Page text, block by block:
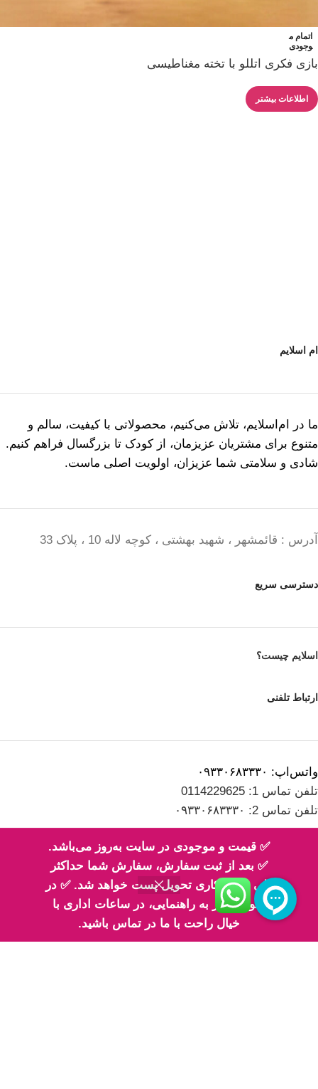
✅ قیمت و موجودی در سایت به‌روز می‌باشد.
✅ بعد از ثبت سفارش، سفارش شما حداکثر
طی 2 روز کاری تحویل پست خواهد شد. ✅ در
صورت نیاز به راهنمایی، در ساعات اداری با
خیال راحت با ما در تماس باشید.
اتمام م
وجودی
بازی فکری اتللو با تخته مغناطیسی
اطلاعات بیشتر
ام اسلایم
ما در ام‌اسلایم، تلاش می‌کنیم، محصولاتی با کیفیت، سالم و
متنوع برای مشتریان عزیزمان، از کودک تا بزرگسال فراهم کنیم.
شادی و سلامتی شما عزیزان، اولویت اصلی ماست.
آدرس : قائمشهر ، شهید بهشتی ، کوچه لاله 10 ، پلاک 33
دسترسی سریع
اسلایم چیست؟
ارتباط تلفنی
واتس‌اپ: ۰۹۳۳۰۶۸۳۳۳۰
تلفن تماس 1: 0114229625
تلفن تماس 2: ۰۹۳۳۰۶۸۳۳۳۰